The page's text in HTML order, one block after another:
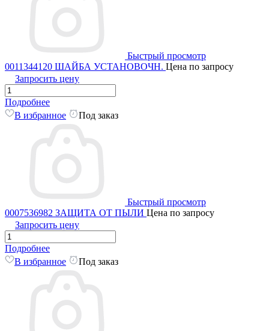
Быстрый просмотр
0011344120 ШАЙБА УСТАНОВОЧН. Цена по запросу
Запросить цену
Подробнее
В избранное
Под заказ
Быстрый просмотр
0007536982 ЗАЩИТА ОТ ПЫЛИ Цена по запросу
Запросить цену
Подробнее
В избранное
Под заказ